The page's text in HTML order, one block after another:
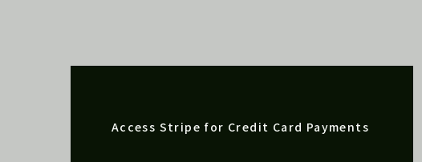
Access Stripe for Credit Card Payments